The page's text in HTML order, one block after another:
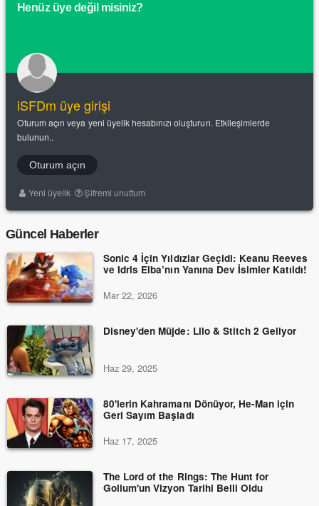
Henüz üye değil misiniz?
iSFDm üye girişi
Oturum açın veya yeni üyelik hesabınızı oluşturun. Etkileşimlerde
bulunun..
Oturum açın
Yeni üyelik Şifremi unuttum
Güncel Haberler
Sonic 4 İçin Yıldızlar Geçidi: Keanu Reeves
ve Idris Elba’nın Yanına Dev İsimler Katıldı!
Mar 22, 2026
Disney'den Müjde: Lilo & Stitch 2 Geliyor
Haz 29, 2025
80'lerin Kahramanı Dönüyor, He-Man için
Geri Sayım Başladı
Haz 17, 2025
The Lord of the Rings: The Hunt for
Gollum'un Vizyon Tarihi Belli Oldu